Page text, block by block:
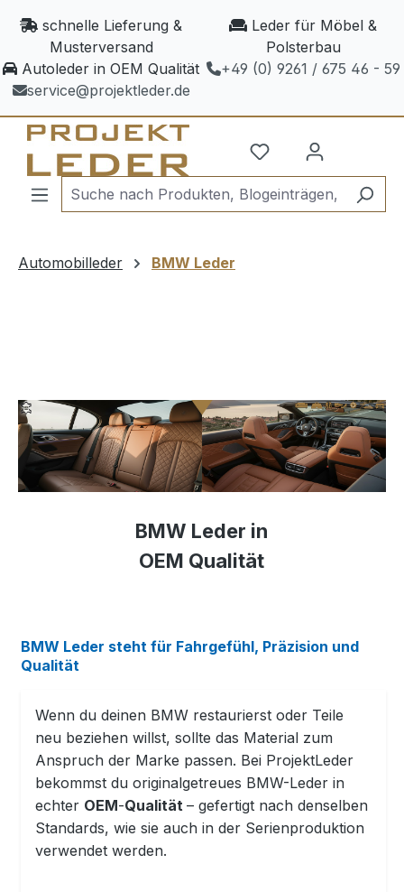
Zum Hauptinhalt springen
schnelle Lieferung &
Musterversand
Leder für Möbel &
Polsterbau
Autoleder in OEM Qualität
+49 (0) 9261 / 675 46 - 59
service@projektleder.de
Automobilleder BMW Leder
BMW Leder in
OEM Qualität
BMW Leder steht für Fahrgefühl, Präzision und
Qualität
Wenn du deinen BMW restaurierst oder Teile
neu beziehen willst, sollte das Material zum
Anspruch der Marke passen. Bei ProjektLeder
bekommst du originalgetreues BMW-Leder in
echter OEM-Qualität – gefertigt nach denselben
Standards, wie sie auch in der Serienproduktion
verwendet werden.